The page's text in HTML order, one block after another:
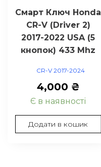
Смарт Ключ Honda
CR-V (Driver 2)
2017-2022 USA (5
кнопок) 433 Mhz
CR-V 2017-2024
4,000 ₴
Є в наявності
Додати в кошик